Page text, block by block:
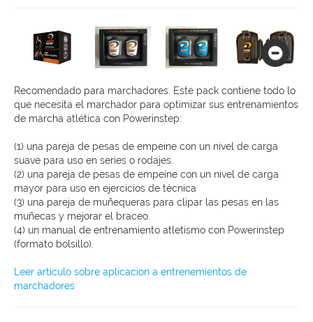
Recomendado para marchadores. Este pack contiene todo lo
que necesita el marchador para optimizar sus entrenamientos
de marcha atlética con Powerinstep:
(1) una pareja de pesas de empeine con un nivel de carga
suave para uso en series o rodajes.
(2) una pareja de pesas de empeine con un nivel de carga
mayor para uso en ejercicios de técnica
(3) una pareja de muñequeras para clipar las pesas en las
muñecas y mejorar el braceo.
(4) un manual de entrenamiento atletismo con Powerinstep
(formato bolsillo).
Leer artículo sobre aplicacion a entrenemientos de
marchadores